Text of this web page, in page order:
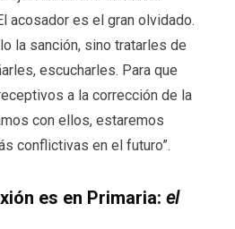
acosador es el gran olvidado.
la sanción, sino tratarles de
escucharles. Para que
a la corrección de la
con ellos, estaremos
conflictivas en el futuro”.
es en Primaria: el